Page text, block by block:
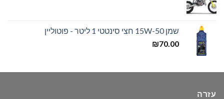
שמן 15W-50 חצי סינטטי 1 ליטר - פוטוליין
₪70.00
עזרה